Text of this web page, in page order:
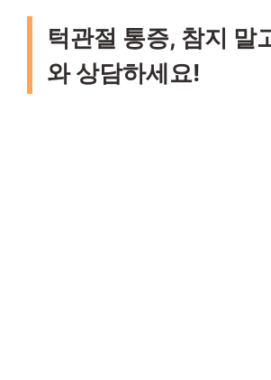
턱관절 통증, 참지 말
와 상담하세요!